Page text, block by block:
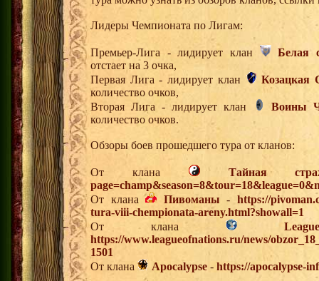
Лидеры Чемпионата по Лигам:
Премьер-Лига - лидирует клан
Белая
отстает на 3 очка,
Первая Лига - лидирует клан
Козацкая
количество очков,
Вторая Лига - лидирует клан
Воины
количество очков.
Обзоры боев прошедшего тура от кланов:
От клана
Тайная
От клана
Пивоманы -https://
tura-viii-chempionata-areny.html?showall=1
От клана
https://www.leagueofnations.ru/news/
1501
От клана
Apocalypse - https://apocalypse-